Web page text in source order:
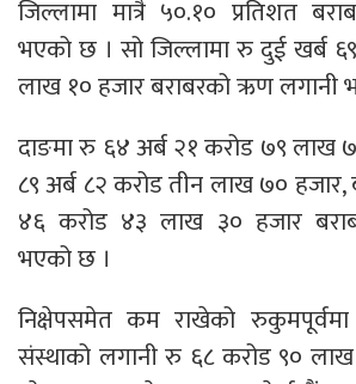
जिल्लामा मात्रै ५०.१० प्रतिशत
भएको छ । सो जिल्लामा रु दुई खर्ब
लाख १० हजार बराबरको ऋण लगानी
दाङमा रु ६४ अर्ब २१ करोड ७९ लाख
८९ अर्ब ८२ करोड तीन लाख ७० हजार,
४६ करोड ४३ लाख ३० हजार
भएको छ ।
निक्षेपसमेत कम राखेको
संस्थाको लगानी रु ६८ करोड ९०